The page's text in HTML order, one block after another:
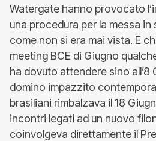
Watergate hanno provocato
una procedura per la messa
come non si era mai vista. E
meeting BCE di Giugno
ha dovuto attendere sino all’8
domino impazzito
brasiliani rimbalzava il 18
incontri legati ad un nuovo
coinvolgeva direttamente il